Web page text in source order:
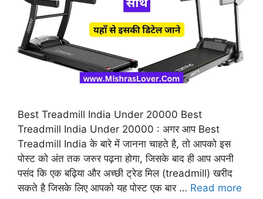
Best Treadmill India Under 20000 Best
Treadmill India Under 20000 : अगर आप Best
Treadmill India के बारे में जानना चाहते है, तो आपको इस
पोस्ट को अंत तक जरुर पढ़ना होगा, जिसके बाद ही आप अपनी
पसंद कि एक बढ़िया और अच्छी ट्रेड मिल (treadmill) खरीद
सकते है जिसके लिए आपको यह पोस्ट एक बार … Read more